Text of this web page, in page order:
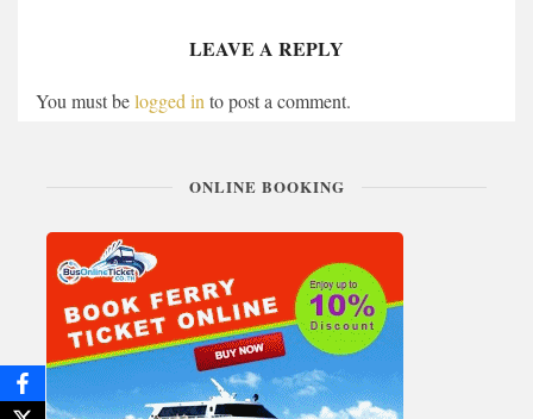
LEAVE A REPLY
You must belogged into post a comment.
ONLINE BOOKING